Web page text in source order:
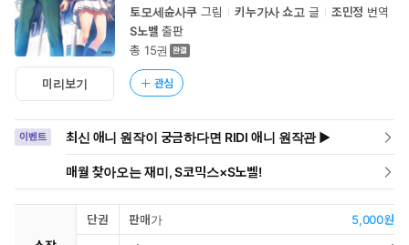
미리보기
토모세슌사쿠 그림 키누가사 쇼고 글 조민정 번역
S노벨 출판
총 15권
관심
이벤트 최신 애니 원작이 궁금하다면 RIDI 애니 원작관 ▶
매월 찾아오는 재미, S코믹스×S노벨!
단권 판매가 5,000원